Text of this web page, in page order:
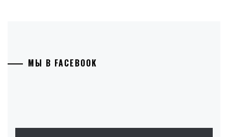
МЫ В FACEBOOK